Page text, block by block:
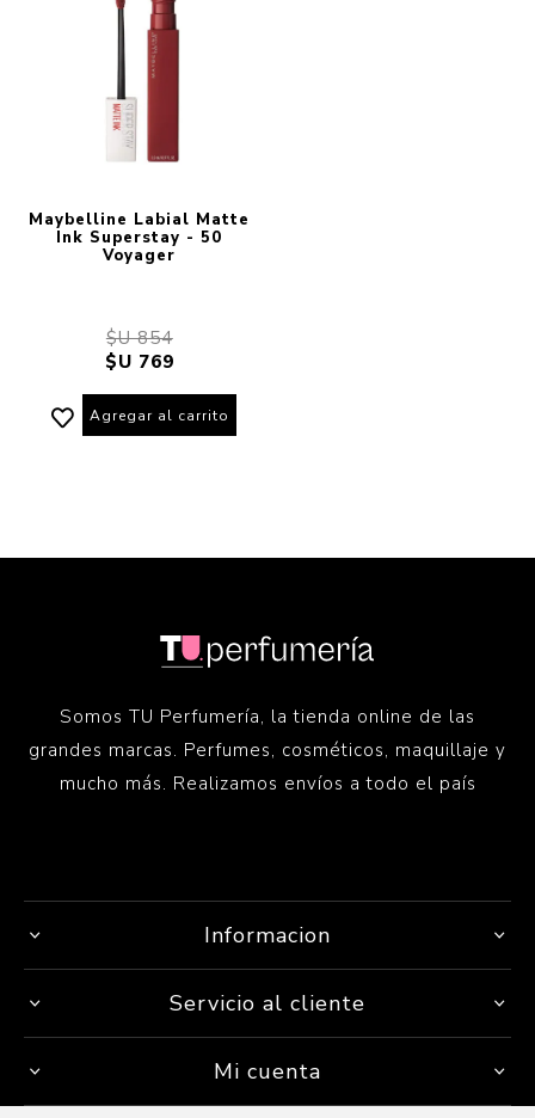
Maybelline Labial Matte
Ink Superstay - 50
Voyager
$U 854
$U 769
Agregar al carrito
Somos TU Perfumería, la tienda online de las
grandes marcas. Perfumes, cosméticos, maquillaje y
mucho más. Realizamos envíos a todo el país
Informacion
Servicio al cliente
Mi cuenta